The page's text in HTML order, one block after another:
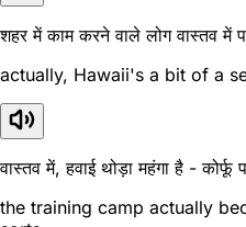
शहर में काम करने वाले लोग वास्तव में
actually, Hawaii's a bit of a
वास्तव में, हवाई थोड़ा महंगा है - कोर्फू
the training camp actually